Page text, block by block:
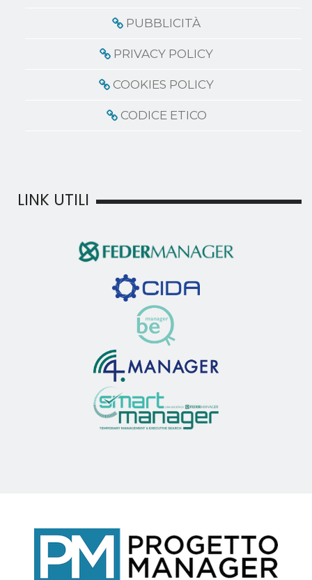
PUBBLICITÀ
PRIVACY POLICY
COOKIES POLICY
CODICE ETICO
LINK UTILI